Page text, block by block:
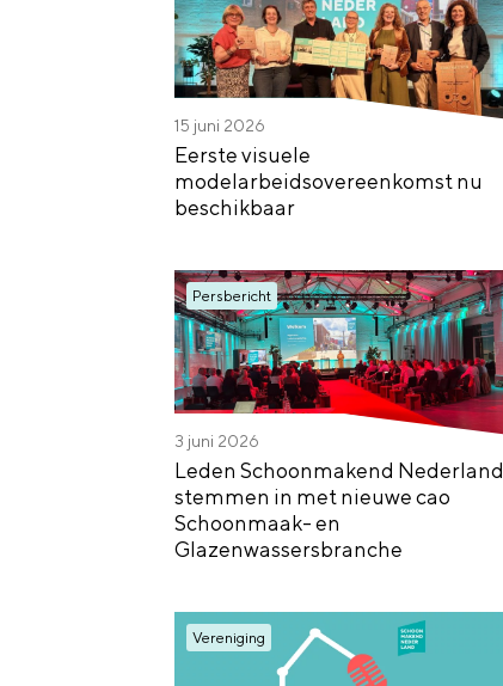
15 juni 2026
Eerste visuele
modelarbeidsovereenkomst nu
beschikbaar
Persbericht
3 juni 2026
Leden Schoonmakend Nederland
stemmen in met nieuwe cao
Schoonmaak- en
Glazenwassersbranche
Vereniging